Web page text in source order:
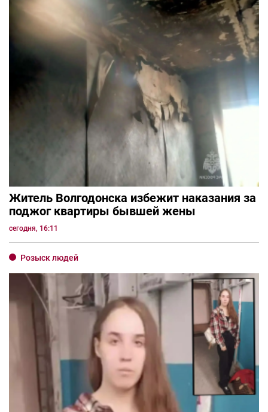
Житель Волгодонска избежит наказания за
поджог квартиры бывшей жены
сегодня, 16:11
Розыск людей